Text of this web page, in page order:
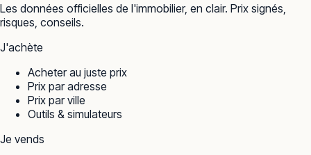
Les données officielles de l'immobilier, en clair. Prix signés,
risques, conseils.
J'achète
Acheter au juste prix
Prix par adresse
Prix par ville
Outils & simulateurs
Je vends